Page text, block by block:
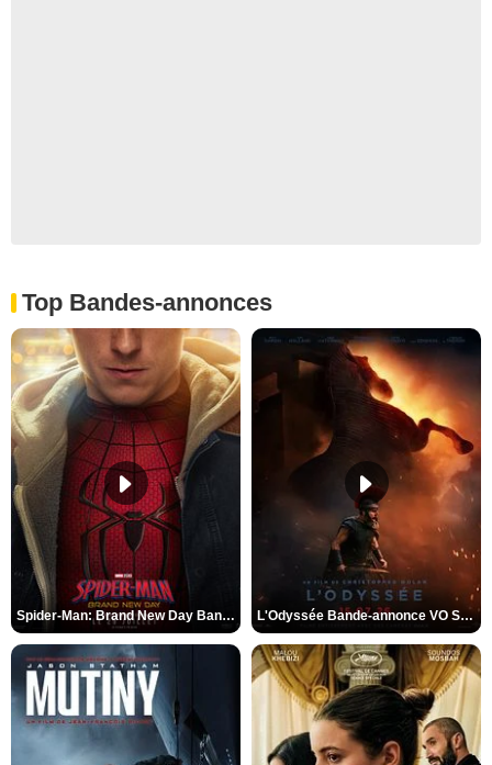
Top Bandes-annonces
Spider-Man: Brand New Day Bande-annonce VO STFR L'Odyssée Bande-annonce VO STFR